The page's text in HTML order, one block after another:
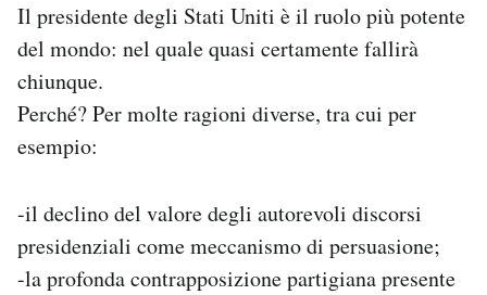
CALENDARIO
AREA PERSONALE
Regala il Post
Hai bisogno di aiuto?
Esci
Il presidente degli Stati Uniti è il ruolo più potente
del mondo: nel quale quasi certamente fallirà
chiunque.
Perché? Per molte ragioni diverse, tra cui per
esempio:
-il declino del valore degli autorevoli discorsi
presidenziali come meccanismo di persuasione;
-la profonda contrapposizione partigiana presente